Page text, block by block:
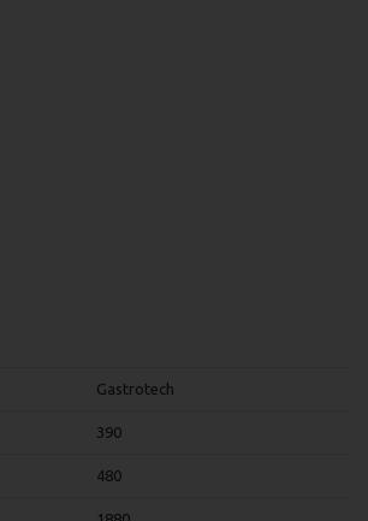
Gastrotech
390
480